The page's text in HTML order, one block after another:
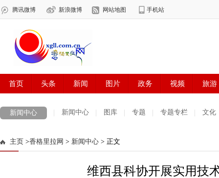
新闻中心 新闻中心 图库 专题 专题专栏 文化
法治迪庆
主页 >香格里拉网 > 新闻中心 > 正文
维西县科协开展实用技